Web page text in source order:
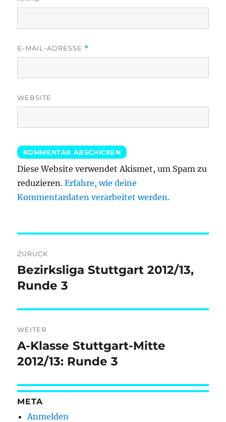
E-MAIL-ADRESSE *
WEBSITE
Diese Website verwendet Akismet, um Spam zu
reduzieren.Erfahre, wie deine
Kommentardaten verarbeitet werden.
ZURÜCK
Vorheriger
Beitrag:
Bezirksliga Stuttgart 2012/13,
Runde 3
WEITER
Nächster
Beitrag:
A-Klasse Stuttgart-Mitte
2012/13: Runde 3
META
Anmelden